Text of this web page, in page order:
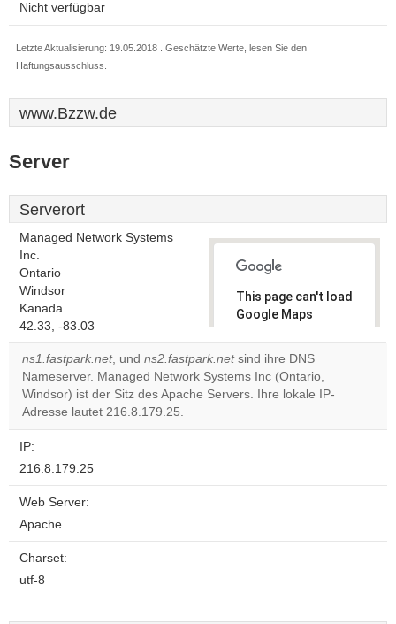
Nicht verfügbar
Letzte Aktualisierung: 19.05.2018 . Geschätzte Werte, lesen Sie den
Haftungsausschluss.
www.Bzzw.de
Server
Serverort
Managed Network Systems
Inc.
Ontario
Windsor
Kanada
42.33, -83.03
This page can't load
Google Maps
Do you
own this
website?
ns1.fastpark.net, und ns2.fastpark.netsind ihre DNS
Nameserver. Managed Network Systems Inc (Ontario,
Windsor) ist der Sitz des Apache Servers. Ihre lokale IP-
Adresse lautet 216.8.179.25.
IP:
216.8.179.25
Web Server:
Apache
Charset:
utf-8